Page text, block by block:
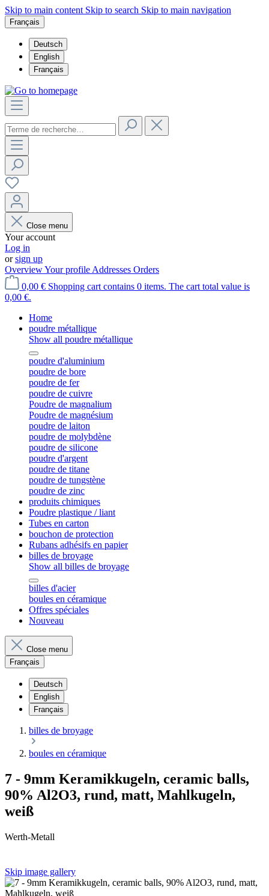
Skip to main content Skip to search Skip to main navigation
Français
Deutsch
English
Français
Close menu
Your account
Log in
orsign up
OverviewYour profile Addresses Orders
0,00 € Shopping cart contains 0 items. The cart total value is
0,00 €.
Home
poudre métallique
Show all poudre métallique
poudre d'aluminium
poudre de bore
poudre de fer
poudre de cuivre
Poudre de magnalium
Poudre de magnésium
poudre de laiton
poudre de molybdène
poudre de silicone
poudre d'argent
poudre de titane
poudre de tungstène
poudre de zinc
produits chimiques
Poudre plastique / liant
Tubes en carton
bouchon de protection
Rubans adhésifs en papier
billes de broyage
Show all billes de broyage
billes d'acier
boules en céramique
Offres spéciales
Nouveau
Close menu
Français
Deutsch
English
Français
billes de broyage
boules en céramique
7 - 9mm Keramikkugeln, ceramic balls,
90% Al2O3, rund, matt, Mahlkugeln,
weiß
Werth-Metall
Skip image gallery